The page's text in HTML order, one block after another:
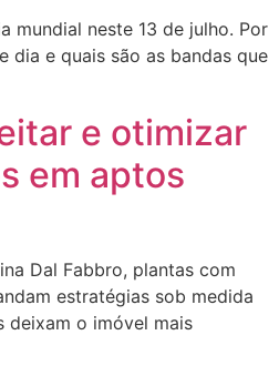
mundial neste 13 de julho. Por
dia e quais são as bandas que
e otimizar
em aptos
Dal Fabbro, plantas com
estratégias sob medida
deixam o imóvel mais